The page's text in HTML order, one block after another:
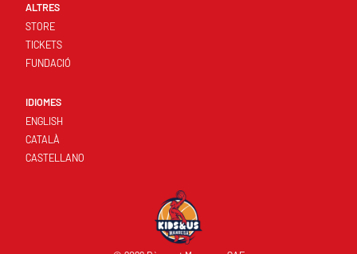
ALTRES
STORE
TICKETS
FUNDACIÓ
IDIOMES
ENGLISH
CATALÀ
CASTELLANO